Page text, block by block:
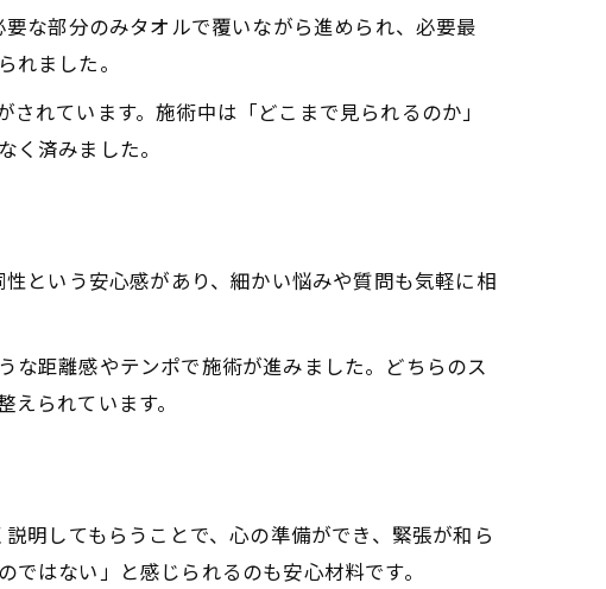
決
説
な部分のみタオルで覆いながら進められ、必要最
ました。
れています。施術中は「どこまで見られるのか」
済みました。
という安心感があり、細かい悩みや質問も気軽に相
距離感やテンポで施術が進みました。どちらのス
られています。
明してもらうことで、心の準備ができ、緊張が和ら
はない」と感じられるのも安心材料です。